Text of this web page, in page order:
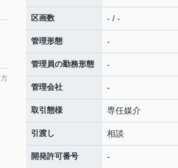
区画数 - / -
管理形態 -
管理員の勤務形態 -
管理会社 -
取引態様 専任媒介
引渡し 相談
開発許可番号 -